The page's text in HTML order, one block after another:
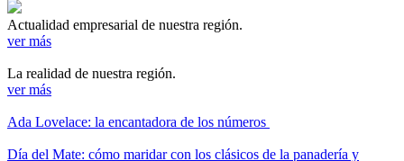
Actualidad empresarial de nuestra región.
ver más
La realidad de nuestra región.
ver más
Ada Lovelace: la encantadora de los números
Día del Mate: cómo maridar con los clásicos de la panadería y